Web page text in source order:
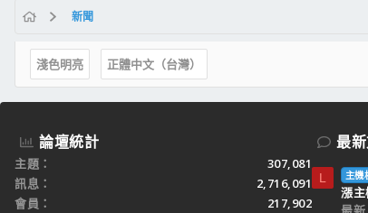
新聞
淺色明亮 正體中文（台灣）
論壇統計
主題
307,081
訊息
2,716,091
會員
217,902
最
L 主機
漲